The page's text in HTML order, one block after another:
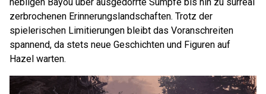
zerbrochenen Erinnerungslandschaften. Trotz der
spielerischen Limitierungen bleibt das Voranschreiten
spannend, da stets neue Geschichten und Figuren auf
Hazel warten.